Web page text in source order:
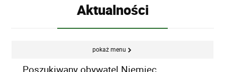
Aktualności
pokaż menu
Poszukiwany obywatel Niemiec